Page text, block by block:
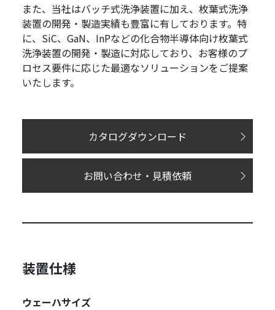
また、当社はバッチ式洗浄装置に加え、枚葉式洗浄
装置の開発・製造実績も豊富に有しております。特
に、SiC、GaN、InPなどの化合物半導体向け枚葉式
洗浄装置の開発・製造に対応しており、お客様のプ
ロセス要件に応じた最適なソリューションをご提案
いたします。
カタログダウンロード
お問い合わせ・見積依頼
装置仕様
ウェーハサイズ